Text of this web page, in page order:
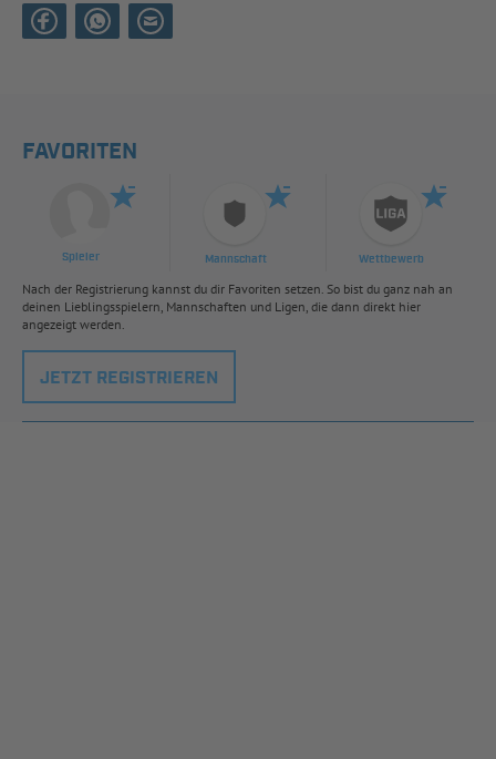
FAVORITEN
Spieler Mannschaft Wettbewerb
Nach der Registrierung kannst du dir Favoriten setzen. So bist du ganz nah an
deinen Lieblingsspielern, Mannschaften und Ligen, die dann direkt hier
angezeigt werden.
JETZT REGISTRIEREN